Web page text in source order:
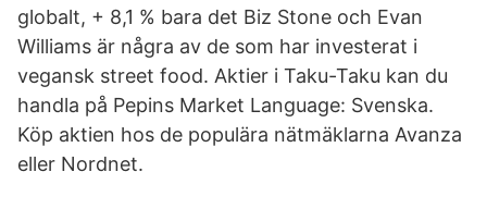
globalt, + 8,1 % bara det Biz Stone och Evan
Williams är några av de som har investerat i
vegansk street food. Aktier i Taku-Taku kan du
handla på Pepins Market Language: Svenska.
Köp aktien hos de populära nätmäklarna Avanza
eller Nordnet.